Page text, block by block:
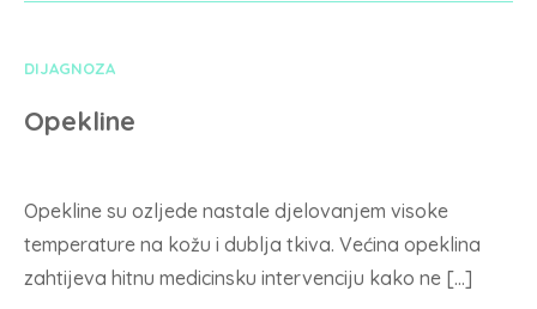
DIJAGNOZA
Opekline
Opekline su ozljede nastale djelovanjem visoke
temperature na kožu i dublja tkiva. Većina opeklina
zahtijeva hitnu medicinsku intervenciju kako ne […]